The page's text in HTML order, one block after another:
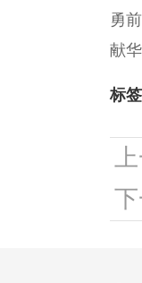
勇
献
标签
下